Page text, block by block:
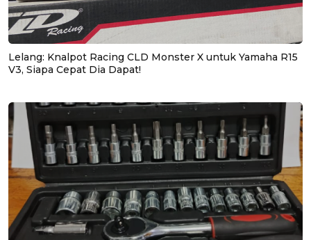
Lelang: Knalpot Racing CLD Monster X untuk Yamaha R15
V3, Siapa Cepat Dia Dapat!